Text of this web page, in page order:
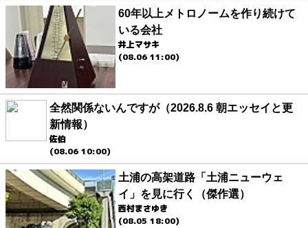
60年以上メトロノームを作り続けて
いる会社
井上マサキ
(08.06 11:00)
全然関係ないんですが（2026.8.6 朝エッセイと更
新情報）
佐伯
(08.06 10:00)
土浦の高架道路「土浦ニューウェ
イ」を見に行く（傑作選）
西村まさゆき
(08.05 18:00)